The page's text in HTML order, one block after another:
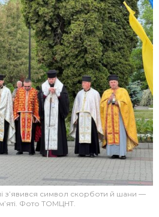
з’явився символ скорботи й шани —
Фото ТОМЦНТ.